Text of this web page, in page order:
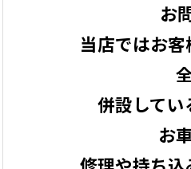
お
当店ではお
併設して
お